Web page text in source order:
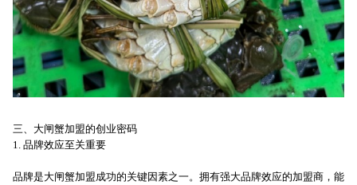
三、大闸蟹加盟的创业密码
1. 品牌效应至关重要
品牌是大闸蟹加盟成功的关键因素之一。拥有强大品牌效应的加盟商，能